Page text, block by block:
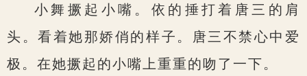
小舞撅起小嘴。依的捶打着唐三的肩
头。看着她那娇俏的样子。唐三不禁心中爱
极。在她撅起的小嘴上重重的吻了一下。